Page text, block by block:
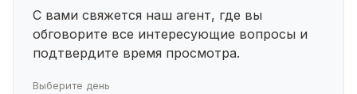
загородной жизни.
Участок в 7,45 соток позволяет разместить
дополнительные постройки и зоны отдыха, такие
Понравился дом? Звоните! Записывайтесь на
С вами свяжется наш агент, где вы
обговорите все интересующие вопросы и
подтвердите время просмотра.
Выберите день